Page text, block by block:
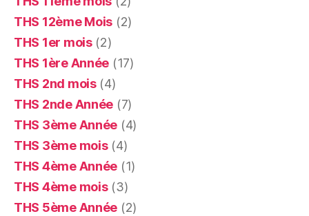
THS 12ème Mois (2)
THS 1er mois(2)
THS 1ère Année (17)
THS 2nd mois(4)
THS 2nde Année (7)
THS 3ème Année (4)
THS 3ème mois(4)
THS 4ème Année (1)
THS 4ème mois(3)
THS 5ème Année (2)